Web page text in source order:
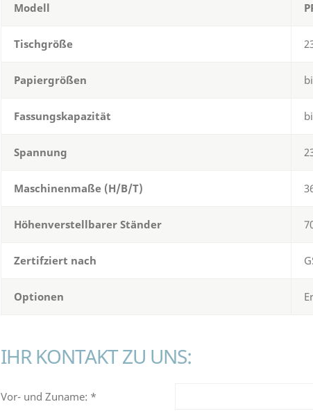
Modell
Tischgröße
Papiergrößen
Fassungskapazität
Spannung
Maschinenmaße (H/B/T)
Höhenverstellbarer Ständer
Zertifziert nach
Optionen
IHR KONTAKT ZU UNS:
Vor- und Zuname: *